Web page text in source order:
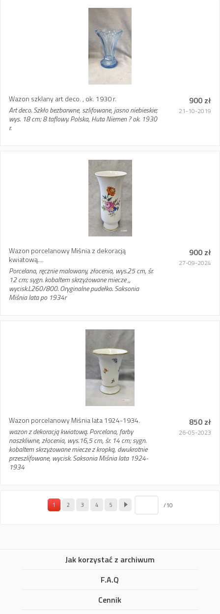
Wazon szklany art deco. , ok. 1930 r.
Art deco. Szkło bezbarwne, szlifowane, jasno niebieskie;
wys. 18 cm; 8 taflowy. Polska, Huta Niemen ? ok. 1930
r.
900 zł
21-10-2019
Wazon porcelanowy Miśnia z dekoracją
kwiatową....
Porcelana, ręcznie malowany, złocenia, wys.25 cm, śr.
12 cm; sygn. kobaltem skrzyżowane miecze ,,
wycisk.L260/800. Oryginalne pudełko. Saksonia
Miśnia lata po 1934r
900 zł
27-09-2024
Wazon porcelanowy Miśnia lata 1924-1934.
wazon z dekoracją kwiatową. Porcelana, farby
naszkliwne, złocenia, wys.16,5 cm, śr. 14 cm; sygn.
kobaltem skrzyżowane miecze z kropką, dwukrotnie
przeszlifowane, wycisk. Saksonia Miśnia lata 1924-
1934
850 zł
26-05-2023
1 2 3 4 5 /10
Jak korzystać z archiwum
F.A.Q
Cennik